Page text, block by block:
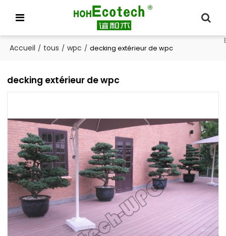
Accueil / tous / wpc / decking extérieur de wpc
decking extérieur de wpc